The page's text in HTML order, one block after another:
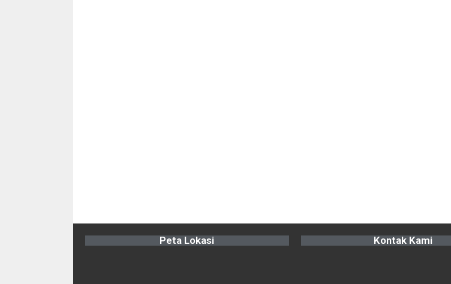
Peta Lokasi Kontak Kami